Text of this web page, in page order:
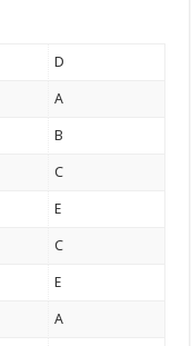
D
A
B
C
E
C
E
A